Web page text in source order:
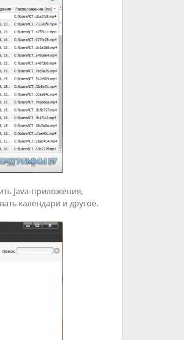
Java-приложения,
календари и другое.